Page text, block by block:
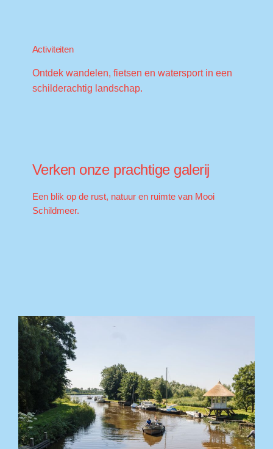
Activiteiten
Ontdek wandelen, fietsen en watersport in een
schilderachtig landschap.
Verken onze prachtige galerij
Een blik op de rust, natuur en ruimte van Mooi
Schildmeer.